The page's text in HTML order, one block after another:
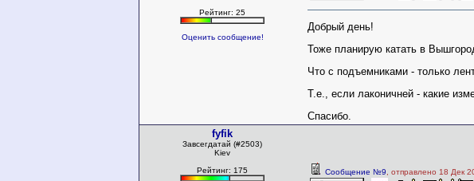
Рейтинг: 25
Оценить сообщение!
Добрый день!
Тоже планирую катать в
Что с подъемниками - только
Т.е., если лаконичней - какие
Спасибо.
fyfik
Завсегдатай (#2503)
Kiev
Рейтинг: 175
Сообщение №9 , отправлено 18 Дек